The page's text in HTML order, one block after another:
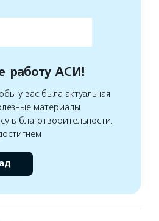
работу АСИ!
у вас была актуальная
материалы
в благотворительности.